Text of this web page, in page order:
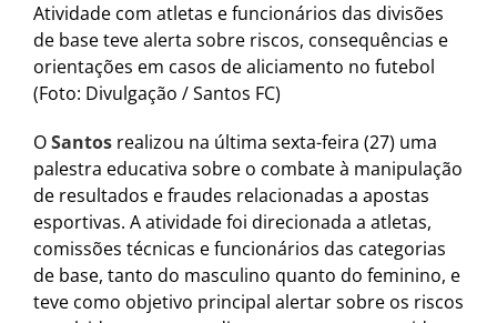
Atividade com atletas e funcionários das divisões
de base teve alerta sobre riscos, consequências e
orientações em casos de aliciamento no futebol
(Foto: Divulgação / Santos FC)
OSantos realizou na última sexta-feira (27) uma
palestra educativa sobre o combate à manipulação
de resultados e fraudes relacionadas a apostas
esportivas. A atividade foi direcionada a atletas,
comissões técnicas e funcionários das categorias
de base, tanto do masculino quanto do feminino, e
teve como objetivo principal alertar sobre os riscos